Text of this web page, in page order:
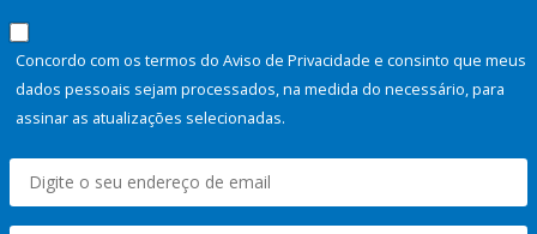
Concordo com os termos do Aviso de Privacidade e consinto que meus
dados pessoais sejam processados, na medida do necessário, para
assinar as atualizações selecionadas.